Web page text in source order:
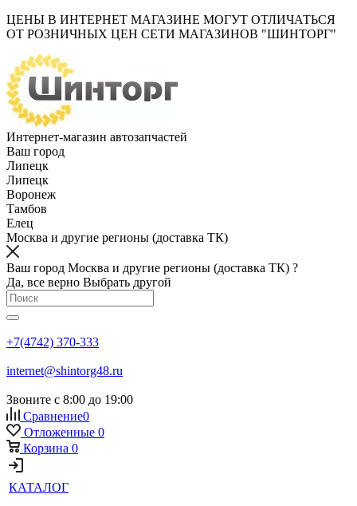
ЦЕНЫ В ИНТЕРНЕТ МАГАЗИНЕ МОГУТ ОТЛИЧАТЬСЯ
ОТ РОЗНИЧНЫХ ЦЕН СЕТИ МАГАЗИНОВ "ШИНТОРГ"
Интернет-магазин автозапчастей
Ваш город
Липецк
Липецк
Воронеж
Тамбов
Елец
Москва и другие регионы (доставка ТК)
Ваш город Москва и другие регионы (доставка ТК) ?
Да, все верно Выбрать другой
+7(4742) 370-333
internet@shintorg48.ru
Звоните с 8:00 до 19:00
Сравнение0
Отложенные 0
Корзина 0
КАТАЛОГ